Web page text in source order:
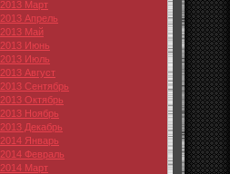
2013 Март
2013 Апрель
2013 Май
2013 Июнь
2013 Июль
2013 Август
2013 Сентябрь
2013 Октябрь
2013 Ноябрь
2013 Декабрь
2014 Январь
2014 Февраль
2014 Март